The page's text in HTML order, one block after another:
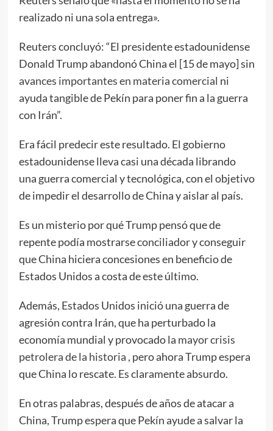
realizado ni una sola entrega».
Reuters concluyó: “El presidente estadounidense
Donald Trump abandonó China el [15 de mayo] sin
avances importantes en materia comercial ni
ayuda tangible de Pekín para poner fin a la guerra
con Irán”.
Era fácil predecir este resultado. El gobierno
estadounidense lleva casi una década librando
una guerra comercial y tecnológica, con el objetivo
de impedir el desarrollo de China y aislar al país.
Es un misterio por qué Trump pensó que de
repente podía mostrarse conciliador y conseguir
que China hiciera concesiones en beneficio de
Estados Unidos a costa de este último.
Además, Estados Unidos inició una guerra de
agresión contra Irán, que ha perturbado la
economía mundial y provocado la mayor crisis
petrolera de la historia , pero ahora Trump espera
que China lo rescate. Es claramente absurdo.
En otras palabras, después de años de atacar a
China, Trump espera que Pekín ayude a salvar la